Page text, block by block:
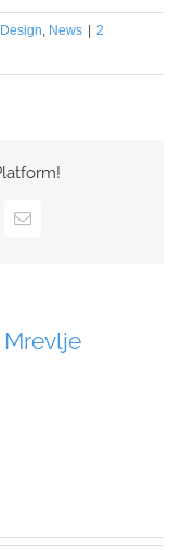
Design, News
2
Email
Mrevlje